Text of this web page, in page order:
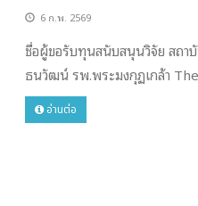
6 ก.พ. 2569
ชื่อผู้ขอรับทุนสนับสนุนวิจัย สถา
ธนวัฒน์ รพ.พระมงกุฏเกล้า
อ่านต่อ